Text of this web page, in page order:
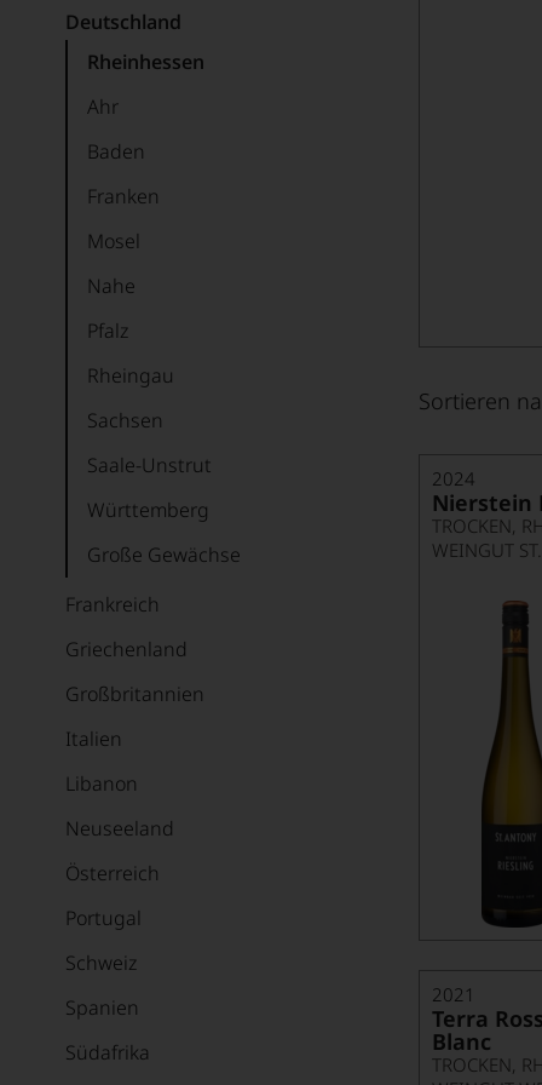
Deutschland
Rheinhessen
Ahr
Baden
Franken
Mosel
Nahe
Pfalz
Rheingau
Sachsen
Saale-Unstrut
Württemberg
Große Gewächse
Frankreich
Griechenland
Großbritannien
Italien
Libanon
Neuseeland
Österreich
Portugal
Schweiz
Spanien
Südafrika
Sortieren
2024
Nierstein
TROCKEN,
WEINGUT
2021
Terra
Blanc
TROCKEN,